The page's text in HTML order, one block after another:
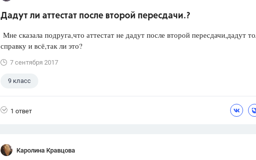
Дадут ли аттестат после второй пересдачи.?
Мне сказала подруга,что аттестат не дадут после второй пересдачи,дадут
справку и всё,так ли это?
7 сентября 2017
9 класс
1 ответ
Каролина Кравцова